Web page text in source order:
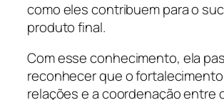
como eles contribuem para o
produto final.
Com esse conhecimento, ela
reconhecer que o
relações e a coordenação entre